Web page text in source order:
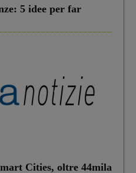
5 idee per far
Cities, oltre 44mila